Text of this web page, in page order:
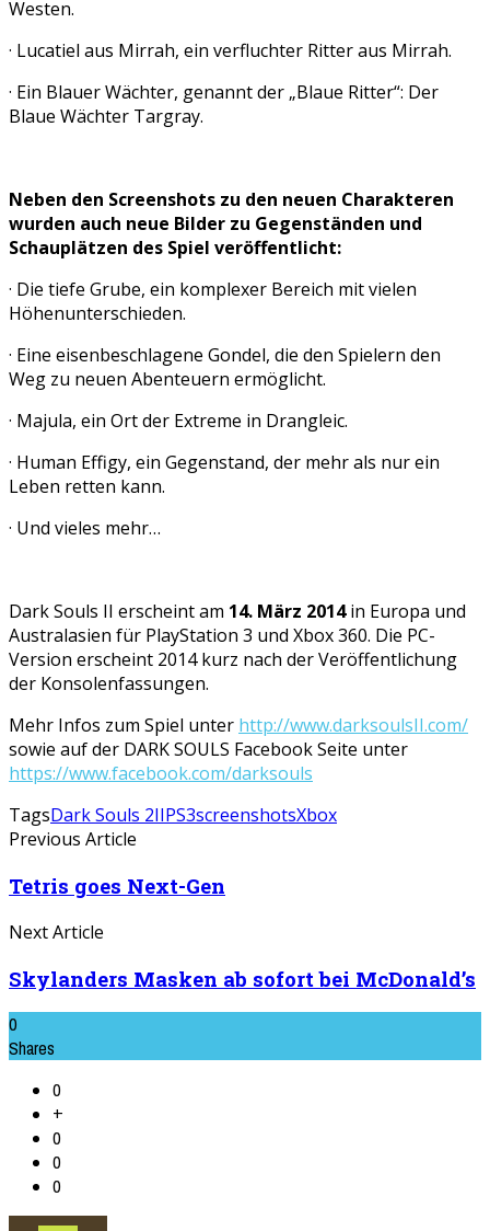
Westen.
· Lucatiel aus Mirrah, ein verfluchter Ritter aus Mirrah.
· Ein Blauer Wächter, genannt der „Blaue Ritter“: Der
Blaue Wächter Targray.
Neben den Screenshots zu den neuen Charakteren
wurden auch neue Bilder zu Gegenständen und
Schauplätzen des Spiel veröffentlicht:
· Die tiefe Grube, ein komplexer Bereich mit vielen
Höhenunterschieden.
· Eine eisenbeschlagene Gondel, die den Spielern den
Weg zu neuen Abenteuern ermöglicht.
· Majula, ein Ort der Extreme in Drangleic.
· Human Effigy, ein Gegenstand, der mehr als nur ein
Leben retten kann.
· Und vieles mehr…
Dark Souls II erscheint am 14. März 2014in Europa und
Australasien für PlayStation 3 und Xbox 360. Die PC-
Version erscheint 2014 kurz nach der Veröffentlichung
der Konsolenfassungen.
Mehr Infos zum Spiel unter http://www.darksoulsII.com/
sowie auf der DARK SOULS Facebook Seite unter
https://www.facebook.com/darksouls
TagsDark Souls 2IIPS3screenshotsXbox
Previous Article
Tetris goes Next-Gen
Next Article
Skylanders Masken ab sofort bei McDonald’s
0
Shares
0
+
0
0
0